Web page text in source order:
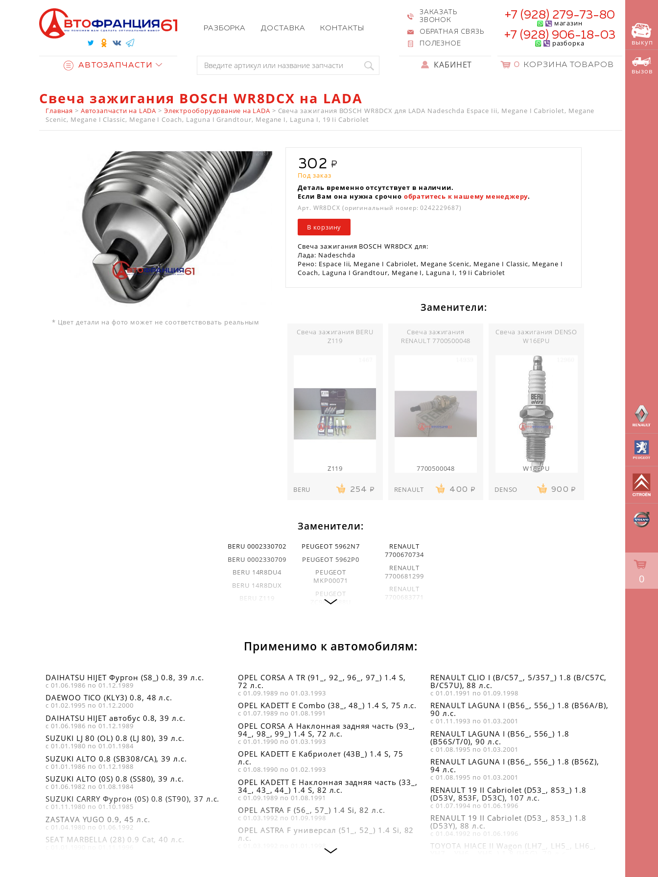
РАЗБОРКА ДОСТАВКА КОНТАКТЫ
ЗАКАЗАТЬ
ЗВОНОК
ОБРАТНАЯ СВЯЗЬ
ПОЛЕЗНОЕ
+7 (928) 279-73-80
магазин
+7 (928) 906-18-03
разборка
АВТОЗАПЧАСТИ КАБИНЕТ 0 КОРЗИНА ТОВАРОВ
Свеча зажигания BOSCH WR8DCX на LADA
Главная > Автозапчасти на LADA > Электрооборудование на LADA > Свеча зажигания BOSCH WR8DCX для LADA Nadeschda Espace Iii, Megane I Cabriolet, Megane
Scenic, Megane I Classic, Megane I Coach, Laguna I Grandtour, Megane I, Laguna I, 19 Ii Cabriolet
* Цвет детали на фото может не соответствовать реальным
302
Под заказ
Деталь временно отсутствует в наличии.
Если Вам она нужна срочно обратитесь к нашему менеджеру.
Арт.WR8DCX (оригинальный номер: 0242229687)
В корзину
Свеча зажигания BOSCH WR8DCX для:
Лада: Nadeschda
Рено: Espace Iii, Megane I Cabriolet, Megane Scenic, Megane I Classic, Megane I
Coach, Laguna I Grandtour, Megane I, Laguna I, 19 Ii Cabriolet
Заменители:
Свеча зажигания BERU
Z119
Z119
BERU 254
Свеча зажигания
RENAULT 7700500048
7700500048
RENAULT 400
Свеча зажигания DENSO
W16EPU
W16EPU
DENSO 900
Заменители:
BERU 0002330702
BERU 0002330709
BERU 14R8DU4
BERU 14R8DUX
BERU Z119
0911007085
PEUGEOT 5962A1
PEUGEOT 5962N7
PEUGEOT 5962P0
PEUGEOT
MKP00071
PEUGEOT
ZC9862088U
7700103503
RENAULT
7700613818
7700647265
RENAULT
7700661752
RENAULT
7700670734
RENAULT
7700681299
RENAULT
7700683771
RENAULT
RENAULT
7700860235
7701023325
7701366903
RENAULT
Применимо к автомобилям:
DAIHATSU HIJET Фургон (S8_) 0.8, 39 л.с.
с 01.06.1986 по 01.12.1989
DAEWOO TICO (KLY3) 0.8, 48 л.с.
с 01.02.1995 по 01.12.2000
DAIHATSU HIJET автобус 0.8, 39 л.с.
с 01.06.1986 по 01.12.1989
SUZUKI LJ 80 (OL) 0.8 (LJ 80), 39 л.с.
с 01.01.1980 по 01.01.1984
SUZUKI ALTO 0.8 (SB308/CA), 39 л.с.
с 01.01.1986 по 01.12.1988
SUZUKI ALTO (0S) 0.8 (SS80), 39 л.с.
с 01.06.1982 по 01.08.1984
SUZUKI CARRY Фургон (0S) 0.8 (ST90), 37 л.с.
с 01.11.1980 по 01.10.1985
ZASTAVA YUGO 0.9, 45 л.с.
с 01.04.1980 по 01.06.1992
SEAT MARBELLA (28) 0.9 Cat, 40 л.с.
OPEL CORSA A TR (91_, 92_, 96_, 97_) 1.4 S,
72 л.с.
с 01.09.1989 по 01.03.1993
OPEL KADETT E Combo (38_, 48_) 1.4 S, 75 л.с.
с 01.07.1989 по 01.08.1991
OPEL CORSA A Наклонная задняя часть (93_,
94_, 98_, 99_) 1.4 S, 72 л.с.
с 01.01.1990 по 01.03.1993
OPEL KADETT E Кабриолет (43B_) 1.4 S, 75
л.с.
с 01.08.1990 по 01.02.1993
OPEL KADETT E Наклонная задняя часть (33_,
34_, 43_, 44_) 1.4 S, 82 л.с.
с 01.09.1989 по 01.08.1991
OPEL ASTRA F (56_, 57_) 1.4 Si, 82 л.с.
с 01.03.1992 по 01.09.1998
OPEL ASTRA F универсал (51_, 52_) 1.4 Si, 82
л.с.
RENAULT CLIO I (B/C57_, 5/357_) 1.8 (B/C57C,
B/C57U), 88 л.с.
с 01.01.1991 по 01.09.1998
RENAULT LAGUNA I (B56_, 556_) 1.8 (B56A/B),
90 л.с.
с 01.11.1993 по 01.03.2001
RENAULT LAGUNA I (B56_, 556_) 1.8
(B56S/T/0), 90 л.с.
с 01.08.1995 по 01.03.2001
RENAULT LAGUNA I (B56_, 556_) 1.8 (B56Z),
94 л.с.
с 01.08.1995 по 01.03.2001
RENAULT 19 II Cabriolet (D53_, 853_) 1.8
(D53V, 853F, D53C), 107 л.с.
с 01.07.1994 по 01.06.1996
RENAULT 19 II Cabriolet (D53_, 853_) 1.8
(D53Y), 88 л.с.
с 01.04.1992 по 01.06.1996
TOYOTA HIACE II Wagon (LH7_, LH5_, LH6_,
выкуп
вызов
0